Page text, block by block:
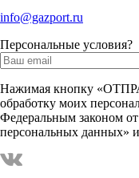
info@gazport.ru
Персональные условия?
Нажимая кнопку
обработку моих
Федеральным законом
персональных данных» и